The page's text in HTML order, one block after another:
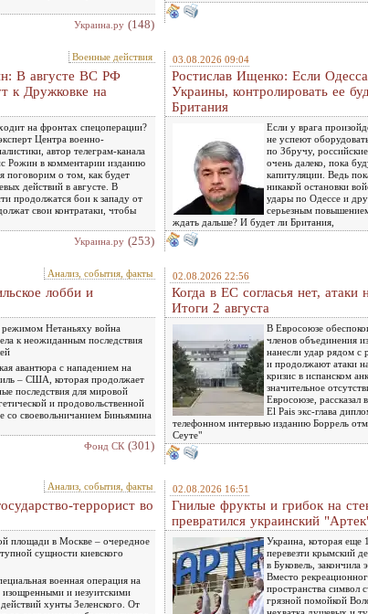
Украина.ру (148)
Военные действия
В августе ВС РФ
к Дружковке на
на фронтах спецоперации?
Центра военно-
автор телеграм-канала
Рожин в комментарии изданию
поговорим о том, как будет
действий в августе. В
продолжатся бои к западу от
свои контратаки, чтобы
Украина.ру (253)
03.08.2026 09:04
Ростислав Ищенко: Если Одесса
Украины, контролировать ее
Британия
Если у врага
не успеют
по Збручу,
очень далеко, пока
капитуляции. Ведь
никакой остановки
удары по Одессе и
серьезным
ждать дальше? И будет ли Британия,
Анализ, события, факты
лобби и
Нетаньяху война
к неожиданным последствия
авантюра с нападением на
– США, которая продолжает
последствия для мировой
и продовольственной
со своевольничанием Биньямина
Фонд СК (301)
02.08.2026 22:56
Когда в ЕС согласья нет,
Итоги 2 августа
В Евросоюзе
членов объединения
нанесли удар рядом
и продолжают атаки
кризис в испанском
значительное
Евросоюзе, рассказал
El Pais экс-глава
телефонном интервью изданию Боррель
Сеуте"
Анализ, события, факты
террорист во
площади в Москве – очередное
сущности киевского
военная операция на
изощренными и иезуитскими
хунты Зеленского. От
02.08.2026 16:51
Гнилые фрукты и грибок на
превратился украинский
Украина, которая еще
перевезти крымский
в Буковель, закончила
Вместо
пространства символ
грязной помойкой